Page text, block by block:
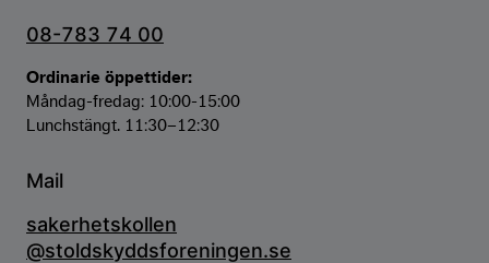
08-783 74 00
Ordinarie öppettider:
Måndag-fredag: 10:00-15:00
Lunchstängt. 11:30–12:30
Mail
sakerhetskollen
@stoldskyddsforeningen.se